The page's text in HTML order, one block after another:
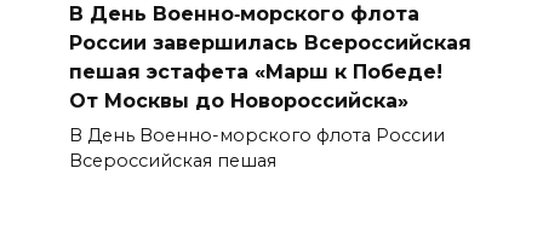
В День Военно‑морского флота
России завершилась Всероссийская
пешая эстафета «Марш к Победе!
От Москвы до Новороссийска»
В День Военно-морского флота России
Всероссийская пешая